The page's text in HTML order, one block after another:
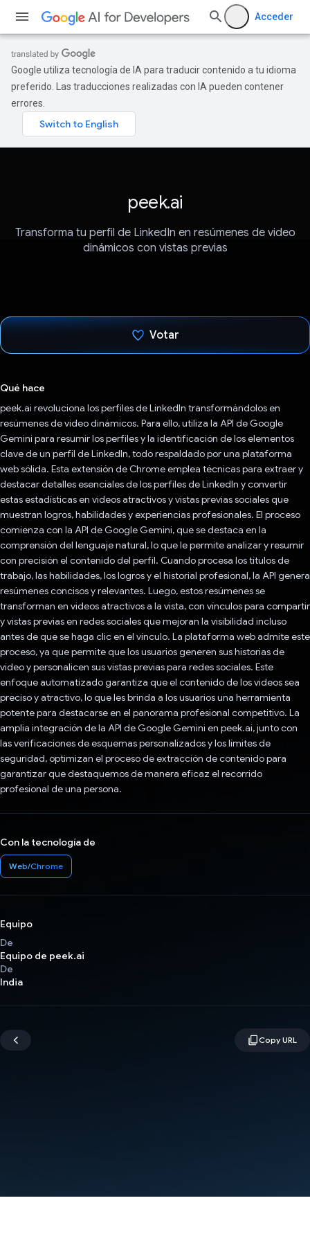
Acceder
Google utiliza tecnología de IA para traducir contenido a tu idioma
preferido. Las traducciones realizadas con IA pueden contener
errores.
peek.ai
Transforma tu perfil de LinkedIn en resúmenes de video
dinámicos con vistas previas
Votar
Qué hace
peek.ai revoluciona los perfiles de LinkedIn transformándolos en
resúmenes de video dinámicos. Para ello, utiliza la API de Google
Gemini para resumir los perfiles y la identificación de los elementos
clave de un perfil de LinkedIn, todo respaldado por una plataforma
web sólida. Esta extensión de Chrome emplea técnicas para extraer y
destacar detalles esenciales de los perfiles de LinkedIn y convertir
estas estadísticas en videos atractivos y vistas previas sociales que
muestran logros, habilidades y experiencias profesionales. El proceso
comienza con la API de Google Gemini, que se destaca en la
comprensión del lenguaje natural, lo que le permite analizar y resumir
con precisión el contenido del perfil. Cuando procesa los títulos de
trabajo, las habilidades, los logros y el historial profesional, la API genera
resúmenes concisos y relevantes. Luego, estos resúmenes se
transforman en videos atractivos a la vista, con vínculos para compartir
y vistas previas en redes sociales que mejoran la visibilidad incluso
antes de que se haga clic en el vínculo. La plataforma web admite este
proceso, ya que permite que los usuarios generen sus historias de
video y personalicen sus vistas previas para redes sociales. Este
enfoque automatizado garantiza que el contenido de los videos sea
preciso y atractivo, lo que les brinda a los usuarios una herramienta
potente para destacarse en el panorama profesional competitivo. La
amplia integración de la API de Google Gemini en peek.ai, junto con
las verificaciones de esquemas personalizados y los límites de
seguridad, optimizan el proceso de extracción de contenido para
garantizar que destaquemos de manera eficaz el recorrido
profesional de una persona.
Con la tecnología de
Web/Chrome
Equipo
De
Equipo de peek.ai
De
India